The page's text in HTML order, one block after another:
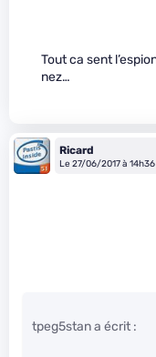
Tout ca sent
nez…
Ricard
Le 27/06/2017 à 14h36
tpeg5stan a écrit :